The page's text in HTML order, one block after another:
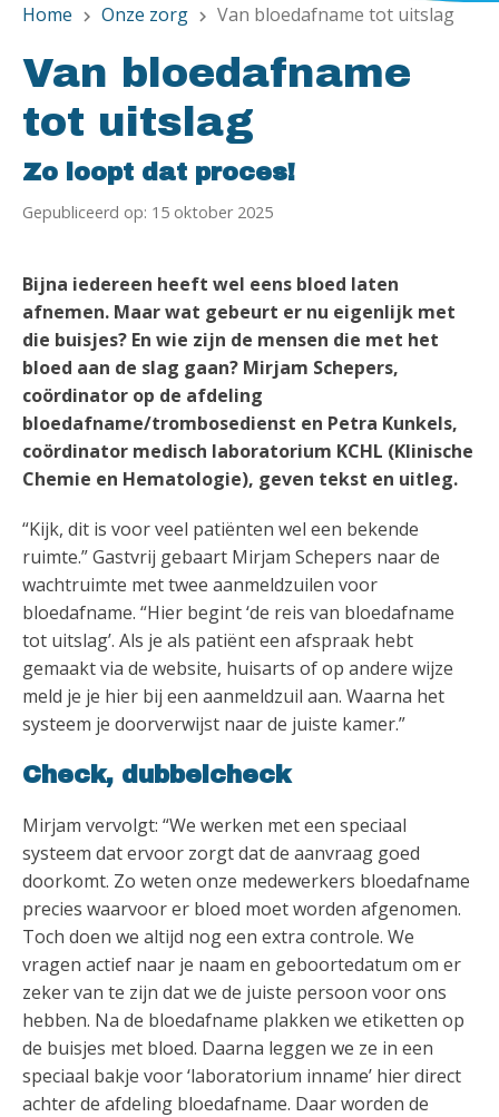
Home chevron_right Onze zorg chevron_right Van bloedafname tot uitslag
Van bloedafname
tot uitslag
Zo loopt dat proces!
Gepubliceerd op: 15 oktober 2025
Bijna iedereen heeft wel eens bloed laten
afnemen. Maar wat gebeurt er nu eigenlijk met
die buisjes? En wie zijn de mensen die met het
bloed aan de slag gaan? Mirjam Schepers,
coördinator op de afdeling
bloedafname/trombosedienst en Petra Kunkels,
coördinator medisch laboratorium KCHL (Klinische
Chemie en Hematologie), geven tekst en uitleg.
“Kijk, dit is voor veel patiënten wel een bekende
ruimte.” Gastvrij gebaart Mirjam Schepers naar de
wachtruimte met twee aanmeldzuilen voor
bloedafname. “Hier begint ‘de reis van bloedafname
tot uitslag’. Als je als patiënt een afspraak hebt
gemaakt via de website, huisarts of op andere wijze
meld je je hier bij een aanmeldzuil aan. Waarna het
systeem je doorverwijst naar de juiste kamer.”
Check, dubbelcheck
Mirjam vervolgt: “We werken met een speciaal
systeem dat ervoor zorgt dat de aanvraag goed
doorkomt. Zo weten onze medewerkers bloedafname
precies waarvoor er bloed moet worden afgenomen.
Toch doen we altijd nog een extra controle. We
vragen actief naar je naam en geboortedatum om er
zeker van te zijn dat we de juiste persoon voor ons
hebben. Na de bloedafname plakken we etiketten op
de buisjes met bloed. Daarna leggen we ze in een
speciaal bakje voor ‘laboratorium inname’ hier direct
achter de afdeling bloedafname. Daar worden de